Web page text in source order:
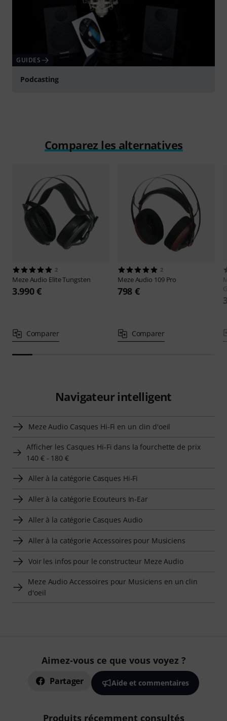
GUIDES
Podcasting
Comparez les alternatives
2
Meze Audio Elite Tungsten
3.990 €
Comparer
2
Meze Audio 109 Pro
798 €
Comparer
Navigateur intelligent
Meze Audio Casques Hi-Fi en un clin d'oeil
Afficher les Casques Hi-Fi dans la fourchette de prix
140 € - 180 €
Aller à la catégorie Casques Hi-Fi
Aller à la catégorie Ecouteurs In-Ear
Aller à la catégorie Casques Audio
Aller à la catégorie Accessoires pour Musiciens
Voir les infos pour le constructeur Meze Audio
Meze Audio Accessoires pour Musiciens en un clin
d'oeil
Aimez-vous ce que vous voyez ?
Partager Aide et commentaires
Produits récemment consultés